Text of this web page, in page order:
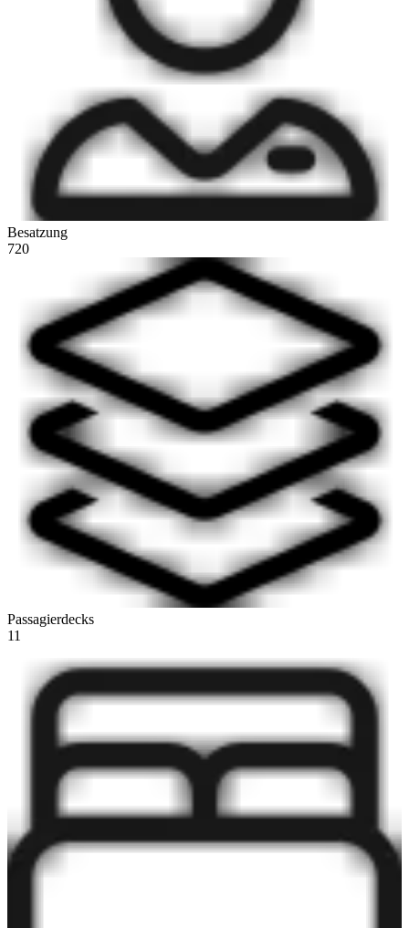
Besatzung
720
Passagierdecks
11